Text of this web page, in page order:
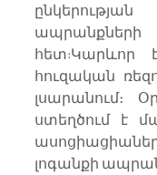
հետ:Կարևոր
հուզական
լսարանում։
ստեղծում է
լոգանքի